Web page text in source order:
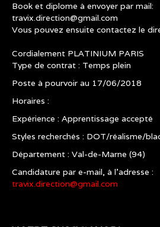
Book et diplome à envoyer par mail:
travix.direction@gmail.com
Vous pouvez ensuite contactez le
Cordialement PLATINIUM PARIS
Type de contrat : Temps plein
Poste à pourvoir au 17/06/2018
Horaires :
Expérience : Apprentissage accepté
Styles recherchés : DOT/réalisme/
Département : Val-de-Marne (94)
Candidature par e-mail, à l'adresse :
travix.direction@gmail.com